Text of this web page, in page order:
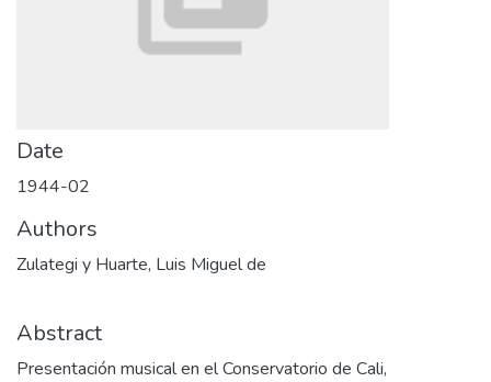
Date
1944-02
Authors
Zulategi y Huarte, Luis Miguel de
Abstract
Presentación musical en el Conservatorio de Cali,